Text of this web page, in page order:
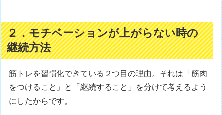
２．モチベーションが上がらない時の
継続方法
筋トレを習慣化できている２つ目の理由。それは「筋肉
をつけること」と「継続すること」を分けて考えるよう
にしたからです。